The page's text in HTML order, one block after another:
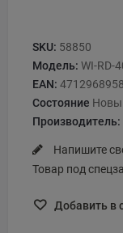
SKU: 58850
Модель: WI-RD-
EAN:
Состояние
Производитель:
Напишите
Товар под
Добавить в